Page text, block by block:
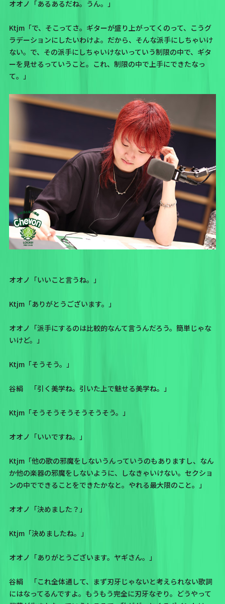
オオノ「あるあるだね。うん。」
Ktjm「で、そこってさ。ギターが盛り上がってくのって、こうグ
ラデーションにしたいわけよ。だから、そんな派手にしちゃいけ
ない。で、その派手にしちゃいけないっていう制限の中で、ギタ
ーを見せるっていうこと。これ、制限の中で上手にできたなっ
て。」
オオノ「いいこと言うね。」
Ktjm「ありがとうございます。」
オオノ「派手にするのは比較的なんて言うんだろう。簡単じゃな
いけど。」
Ktjm「そうそう。」
谷絹 「引く美学ね。引いた上で魅せる美学ね。」
Ktjm「そうそうそうそうそうそう。」
オオノ「いいですね。」
Ktjm「他の歌の邪魔をしないうんっていうのもありますし、なん
か他の楽器の邪魔をしないように、しなきゃいけない。セクショ
ンの中でできることをできたかなと。やれる最大限のこと。」
オオノ「決めました？」
Ktjm「決めましたね。」
オオノ「ありがとうございます。ヤギさん。」
谷絹 「これ全体通して、まず刃牙じゃないと考えられない歌詞
にはなってるんですよ。もうもう完全に刃牙なぞり。どうやって